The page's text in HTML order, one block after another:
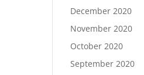
December 2020
November 2020
October 2020
September 2020